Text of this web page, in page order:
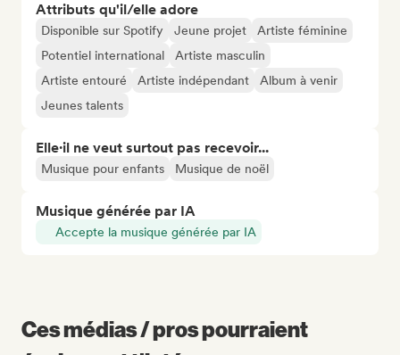
Attributs qu'il/elle adore
Disponible sur Spotify Jeune projet
Artiste féminine
Potentiel international
Artiste masculin
Artiste entouré
Artiste indépendant
Album à venir
Jeunes talents
Elle·il ne veut surtout pas recevoir...
Musique pour enfants Musique de noël
Musique générée par IA
Accepte la musique générée par IA
Ces médias / pros pourraient